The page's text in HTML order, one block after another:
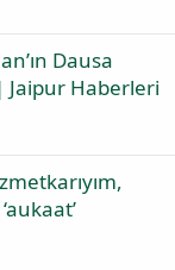
Dausa
Jaipur Haberleri